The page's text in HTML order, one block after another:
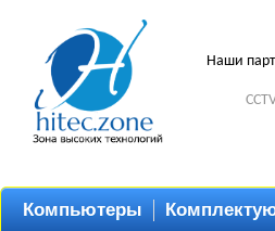
Наши
Компьютеры